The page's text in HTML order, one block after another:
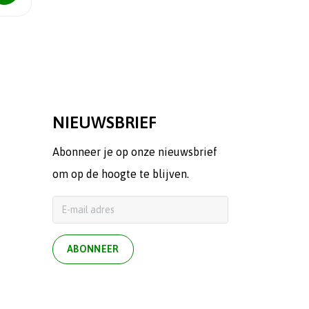
NIEUWSBRIEF
Abonneer je op onze nieuwsbrief
om op de hoogte te blijven.
ABONNEER